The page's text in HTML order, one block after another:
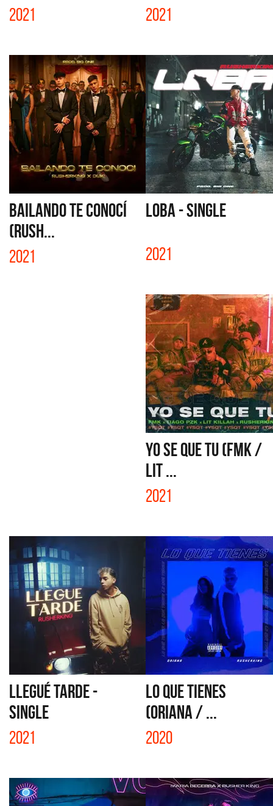
2021 2021
BAILANDO TE CONOCÍ
(RUSH...
2021
LOBA - SINGLE
2021
YO SE QUE TU (FMK /
LIT ...
2021
LLEGUÉ TARDE -
SINGLE
2021
LO QUE TIENES
(ORIANA / ...
2020